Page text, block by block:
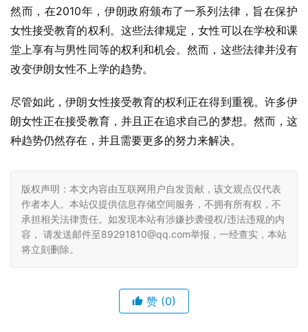
然而，在2010年，伊朗政府颁布了一系列法律，旨在保护
女性接受教育的权利。这些法律规定，女性可以在学校和课
堂上享有与男性同等的权利和机会。然而，这些法律并没有
改变伊朗女性不上学的趋势。
尽管如此，伊朗女性接受教育的权利正在得到重视。许多伊
朗女性正在接受教育，并且正在追求自己的梦想。然而，这
种趋势仍然存在，并且需要更多的努力来解决。
版权声明：本文内容由互联网用户自发贡献，该文观点仅代表
作者本人。本站仅提供信息存储空间服务，不拥有所有权，不
承担相关法律责任。如发现本站有涉嫌抄袭侵权/违法违规的内
容， 请发送邮件至89291810@qq.com举报，一经查实，本站
将立刻删除。
赞 (0)